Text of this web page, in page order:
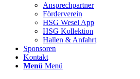
Ansprechpartner
Förderverein
HSG Wesel App
HSG Kollektion
Hallen & Anfahrt
Sponsoren
Kontakt
Menü Menü